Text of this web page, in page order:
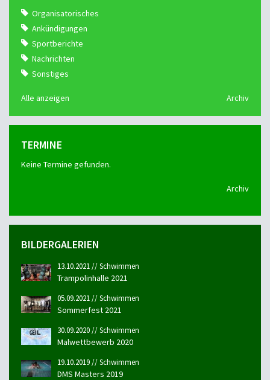
Organisatorisches
Ankündigungen
Sportberichte
Nachrichten
Sonstiges
Alle anzeigen Archiv
TERMINE
Keine Termine gefunden.
Archiv
BILDERGALERIEN
13.10.2021 // Schwimmen
Trampolinhalle 2021
05.09.2021 // Schwimmen
Sommerfest 2021
30.09.2020 // Schwimmen
Malwettbewerb 2020
19.10.2019 // Schwimmen
DMS Masters 2019